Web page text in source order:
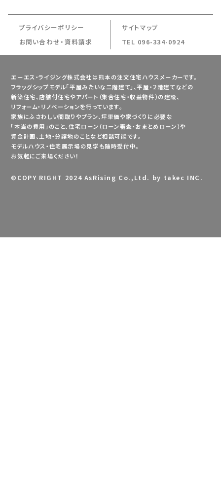
プライバシーポリシー
サイトマップ
お問い合わせ・資料請求
TEL 096-334-0924
エーエス・ライジング株式会社は熊本の注文住宅ハウスメーカーです。
フラッグシップモデル「平屋みたいな二階建て」、平屋・２階建てなどの
新築住宅、店舗付住宅やアパート（集合住宅・収益物件）の建設、
リフォーム・リノベーションを行っています。
家族にふさわしい間取りやプラン、坪単価や家づくりに必要な
「本当の費用」のこと、住宅ローン（ローン審査・おまとめローン）や
資金計画、土地・分譲地のことなど相談可能です。
モデルハウス・住宅展示場の見学も随時受付中。
お気軽にご来場ください！
© COPY RIGHT 2024 AsRising Co.,Ltd. by takec INC.